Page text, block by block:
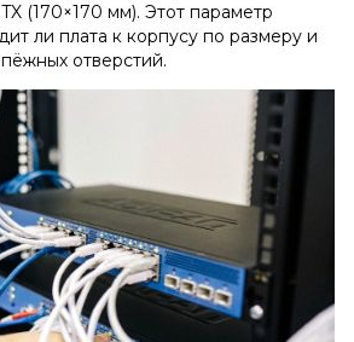
(170×170 мм). Этот параметр
ли плата к корпусу по размеру и
отверстий.